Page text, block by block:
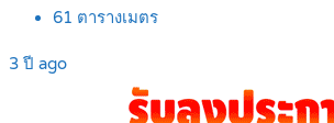
61 ตารางเมตร
3 ปี ago